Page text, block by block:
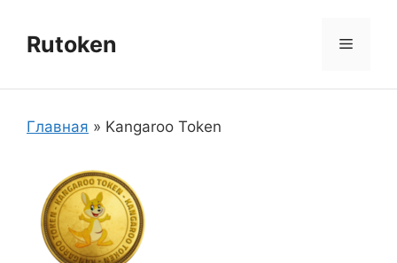
содержимому
Rutoken Меню
Главная » Kangaroo Token